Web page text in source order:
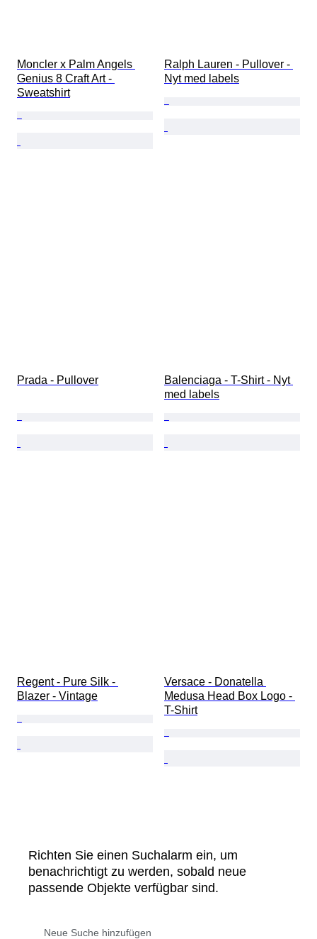
Moncler x Palm Angels
Genius 8 Craft Art -
Sweatshirt
Ralph Lauren - Pullover -
Nyt med labels
Prada - Pullover
Balenciaga - T-Shirt - Nyt
med labels
Regent - Pure Silk -
Blazer - Vintage
Versace - Donatella
Medusa Head Box Logo -
T-Shirt
Richten Sie einen Suchalarm ein, um
benachrichtigt zu werden, sobald neue
passende Objekte verfügbar sind.